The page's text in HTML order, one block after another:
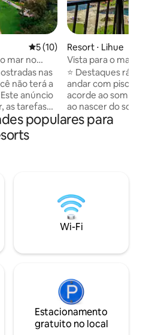
5 de uma avaliação média
5 (10)
mar no
nas
não terá a
anúncio
as tarefas
pela
Somos
e, ao
$ 16 por
do
a Suíte
de parede
Resort ⋅ Lihue
Vista para o mar
resort + piscinas
⭐ Destaques rápidos ✔ Quarto no
andar com
acorde ao som
ao nascer do sol,
Keurig matinal
Sem barulho
preço. ✔ Base
situada entre as
chegue à Baía de
menos de uma
populares para
Wi-Fi
Estacionamento
gratuito no local